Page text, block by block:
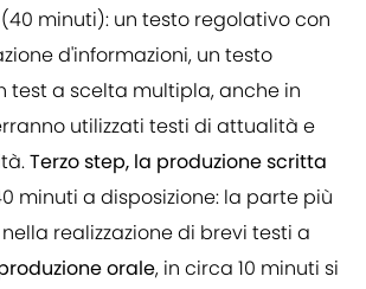
(40 minuti): un testo regolativo con
d'informazioni, un testo
test a scelta multipla, anche in
utilizzati testi di attualità e
Terzo step, la produzione scritta
minuti a disposizione: la parte più
realizzazione di brevi testi a
orale, in circa 10 minuti si